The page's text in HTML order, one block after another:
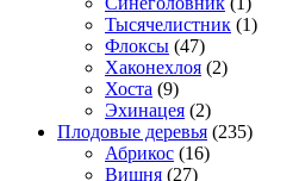
Тысячелистник (1)
Флоксы (47)
Хаконехлоя (2)
Хоста (9)
Эхинацея (2)
Плодовые деревья (235)
Абрикос (16)
Вишня (27)